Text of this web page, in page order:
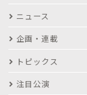
ニュース
企画・連載
トピックス
注目公演